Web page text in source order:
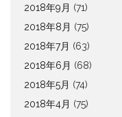
2018年9月 (71)
2018年8月 (75)
2018年7月 (63)
2018年6月 (68)
2018年5月 (74)
2018年4月 (75)